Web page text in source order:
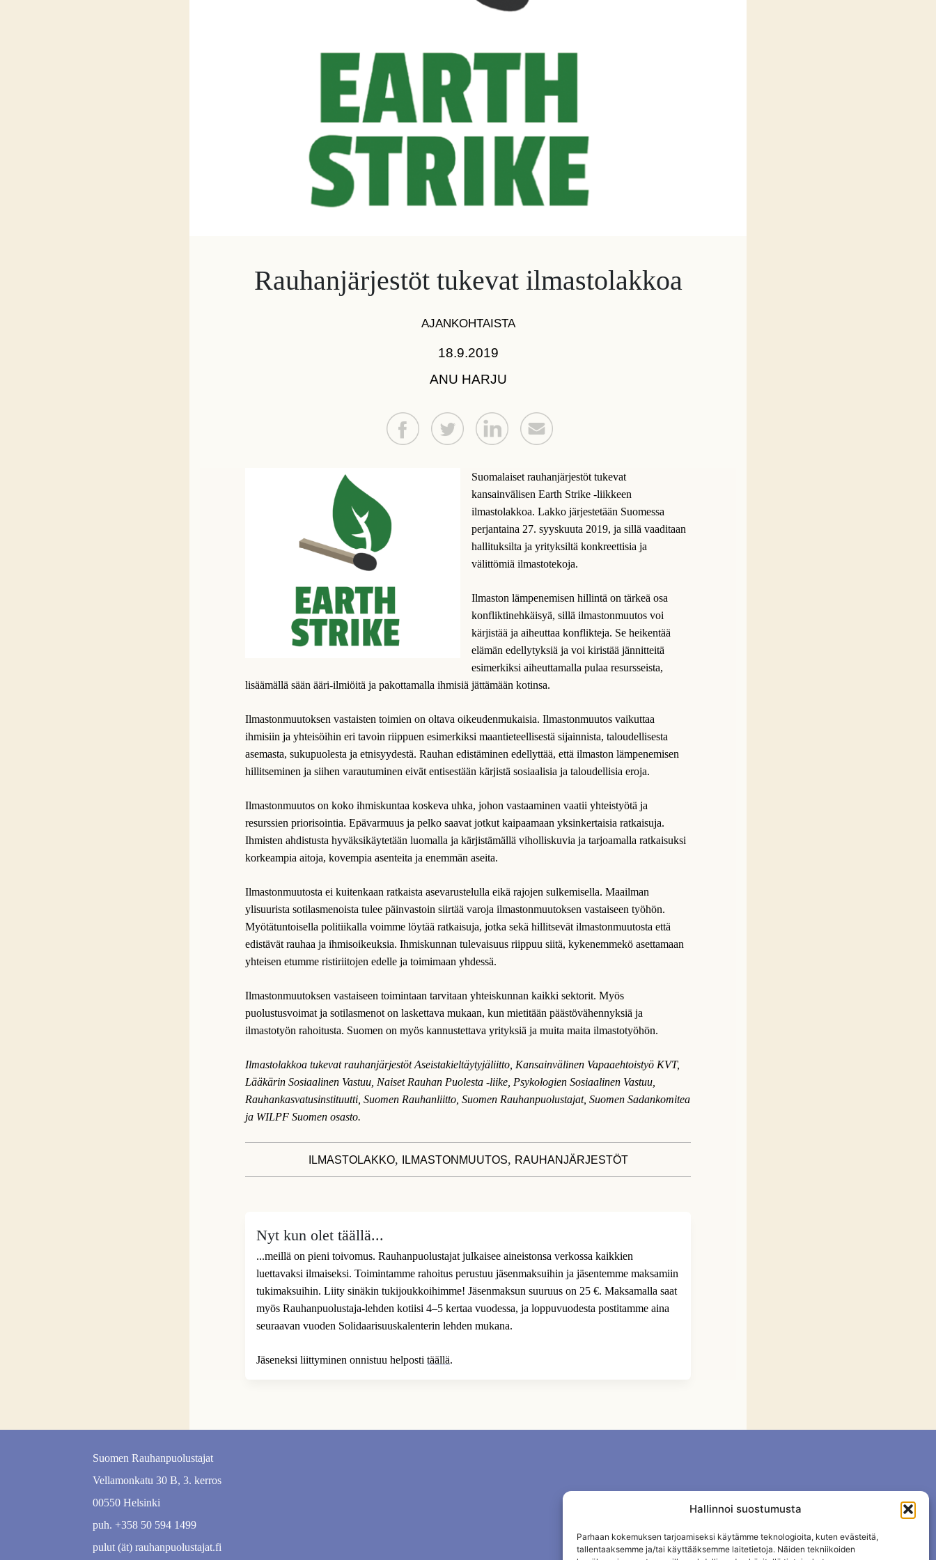
Hallinnoi suostumusta
Parhaan kokemuksen tarjoamiseksi käytämme teknologioita, kuten evästeitä,
tallentaaksemme ja/tai käyttääksemme laitetietoja. Näiden tekniikoiden
Rauhanjärjestöt tukevat ilmastolakkoa
AJANKOHTAISTA
18.9.2019
ANU HARJU
Suomalaiset rauhanjärjestöt tukevat
kansainvälisen Earth Strike -liikkeen
ilmastolakkoa. Lakko järjestetään Suomessa
perjantaina 27. syyskuuta 2019, ja sillä vaaditaan
hallituksilta ja yrityksiltä konkreettisia ja
välittömiä ilmastotekoja.
Ilmaston lämpenemisen hillintä on tärkeä osa
konfliktinehkäisyä, sillä ilmastonmuutos voi
kärjistää ja aiheuttaa konflikteja. Se heikentää
elämän edellytyksiä ja voi kiristää jännitteitä
esimerkiksi aiheuttamalla pulaa resursseista,
lisäämällä sään ääri-ilmiöitä ja pakottamalla ihmisiä jättämään kotinsa.
Ilmastonmuutoksen vastaisten toimien on oltava oikeudenmukaisia. Ilmastonmuutos vaikuttaa
ihmisiin ja yhteisöihin eri tavoin riippuen esimerkiksi maantieteellisestä sijainnista, taloudellisesta
asemasta, sukupuolesta ja etnisyydestä. Rauhan edistäminen edellyttää, että ilmaston lämpenemisen
hillitseminen ja siihen varautuminen eivät entisestään kärjistä sosiaalisia ja taloudellisia eroja.
Ilmastonmuutos on koko ihmiskuntaa koskeva uhka, johon vastaaminen vaatii yhteistyötä ja
resurssien priorisointia. Epävarmuus ja pelko saavat jotkut kaipaamaan yksinkertaisia ratkaisuja.
Ihmisten ahdistusta hyväksikäytetään luomalla ja kärjistämällä viholliskuvia ja tarjoamalla ratkaisuksi
korkeampia aitoja, kovempia asenteita ja enemmän aseita.
Ilmastonmuutosta ei kuitenkaan ratkaista asevarustelulla eikä rajojen sulkemisella. Maailman
ylisuurista sotilasmenoista tulee päinvastoin siirtää varoja ilmastonmuutoksen vastaiseen työhön.
Myötätuntoisella politiikalla voimme löytää ratkaisuja, jotka sekä hillitsevät ilmastonmuutosta että
edistävät rauhaa ja ihmisoikeuksia. Ihmiskunnan tulevaisuus riippuu siitä, kykenemmekö asettamaan
yhteisen etumme ristiriitojen edelle ja toimimaan yhdessä.
Ilmastonmuutoksen vastaiseen toimintaan tarvitaan yhteiskunnan kaikki sektorit. Myös
puolustusvoimat ja sotilasmenot on laskettava mukaan, kun mietitään päästövähennyksiä ja
ilmastotyön rahoitusta. Suomen on myös kannustettava yrityksiä ja muita maita ilmastotyöhön.
Ilmastolakkoa tukevat rauhanjärjestöt Aseistakieltäytyjäliitto, Kansainvälinen Vapaaehtoistyö KVT,
Lääkärin Sosiaalinen Vastuu, Naiset Rauhan Puolesta -liike, Psykologien Sosiaalinen Vastuu,
Rauhankasvatusinstituutti, Suomen Rauhanliitto, Suomen Rauhanpuolustajat, Suomen Sadankomitea
ja WILPF Suomen osasto.
ILMASTOLAKKO, ILMASTONMUUTOS, RAUHANJÄRJESTÖT
Nyt kun olet täällä...
...meillä on pieni toivomus. Rauhanpuolustajat julkaisee aineistonsa verkossa kaikkien
luettavaksi ilmaiseksi. Toimintamme rahoitus perustuu jäsenmaksuihin ja jäsentemme maksamiin
tukimaksuihin. Liity sinäkin tukijoukkoihimme! Jäsenmaksun suuruus on 25 €. Maksamalla saat
myös Rauhanpuolustaja-lehden kotiisi 4–5 kertaa vuodessa, ja loppuvuodesta postitamme aina
seuraavan vuoden Solidaarisuuskalenterin lehden mukana.
Jäseneksi liittyminen onnistuu helposti täällä.
Suomen Rauhanpuolustajat
Vellamonkatu 30 B, 3. kerros
00550 Helsinki
puh. +358 50 594 1499
pulut (ät) rauhanpuolustajat.fi